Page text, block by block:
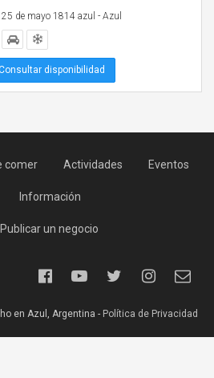
25 de mayo 1814 azul - Azul
disponibilidad
comer Actividades Eventos
Información
Publicar un negocio
en Azul, Argentina - Política de Privacidad